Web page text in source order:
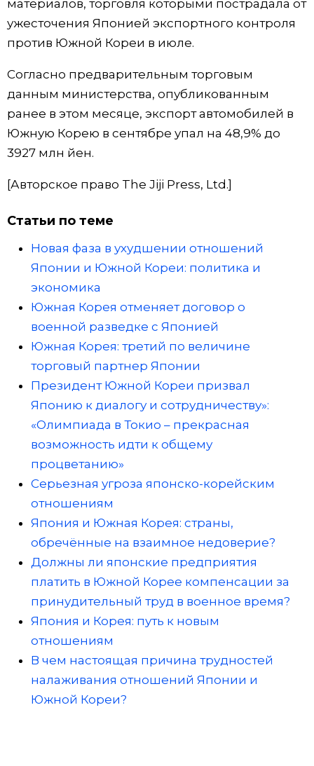
материалов, торговля которыми пострадала от
ужесточения Японией экспортного контроля
против Южной Кореи в июле.
Согласно предварительным торговым
данным министерства, опубликованным
ранее в этом месяце, экспорт автомобилей в
Южную Корею в сентябре упал на 48,9% до
3927 млн йен.
[Авторское право The Jiji Press, Ltd.]
Статьи по теме
Новая фаза в ухудшении отношений
Японии и Южной Кореи: политика и
экономика
Южная Корея отменяет договор о
военной разведке с Японией
Южная Корея: третий по величине
торговый партнер Японии
Президент Южной Кореи призвал
Японию к диалогу и сотрудничеству»:
«Олимпиада в Токио – прекрасная
возможность идти к общему
процветанию»
Серьезная угроза японско-корейским
отношениям
Япония и Южная Корея: страны,
обречённые на взаимное недоверие?
Должны ли японские предприятия
платить в Южной Корее компенсации за
принудительный труд в военное время?
Япония и Корея: путь к новым
отношениям
В чем настоящая причина трудностей
налаживания отношений Японии и
Южной Кореи?